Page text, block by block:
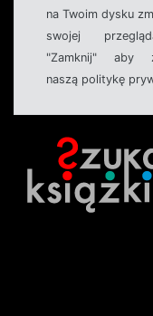
na Twoim dysku
swojej
"Zamknij" aby
naszą politykę